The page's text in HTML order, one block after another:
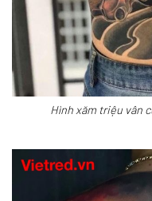
Hình xăm triệu vân